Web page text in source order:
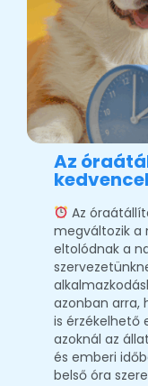
Az
Az
megváltozik a
eltolódnak a
azonban arra,
is érzékelhető
azoknál az
és emberi
belső óra